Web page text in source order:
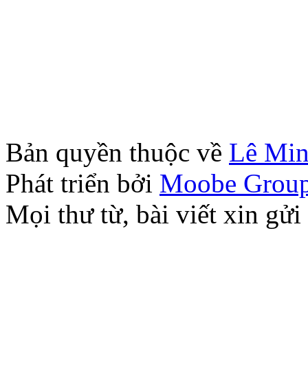
Bản quyền thuộc về Lê
Phát triển bởi Moobe
Mọi thư từ, bài viết xin gửi